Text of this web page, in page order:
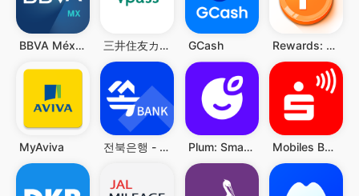
BBVA México 三井住友カード Vpassアプリ GCash Rewards: Games, Surveys & more
MyAviva 전북은행 - 쏙뱅크 Plum: Smart Saving & Investing Mobiles Bezahlen